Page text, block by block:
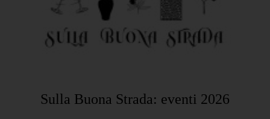
Sulla Buona Strada: eventi 2026